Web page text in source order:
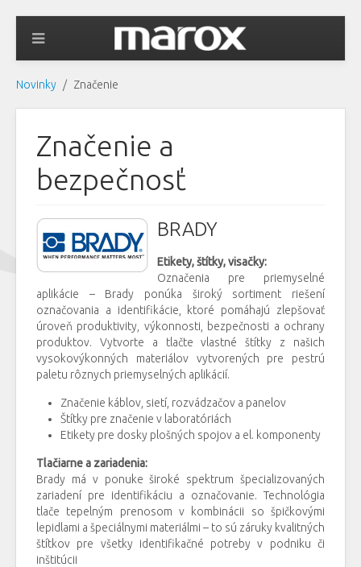
Novinky Značenie
Značenie a
bezpečnosť
BRADY
Etikety, štítky, visačky:
Označenia pre priemyselné
aplikácie – Brady ponúka široký sortiment riešení
označovania a identifikácie, ktoré pomáhajú zlepšovať
úroveň produktivity, výkonnosti, bezpečnosti a ochrany
produktov. Vytvorte a tlačte vlastné štítky z našich
vysokovýkonných materiálov vytvorených pre pestrú
paletu rôznych priemyselných aplikácií.
Značenie káblov, sietí, rozvádzačov a panelov
Štítky pre značenie v laboratóriách
Etikety pre dosky plošných spojov a el. komponenty
Tlačiarne a zariadenia:
Brady má v ponuke široké spektrum špecializovaných
zariadení pre identifikáciu a označovanie. Technológia
tlače tepelným prenosom v kombinácii so špičkovými
lepidlami a špeciálnymi materiálmi – to sú záruky kvalitných
štítkov pre všetky identifikačné potreby v podniku či
inštitúcii